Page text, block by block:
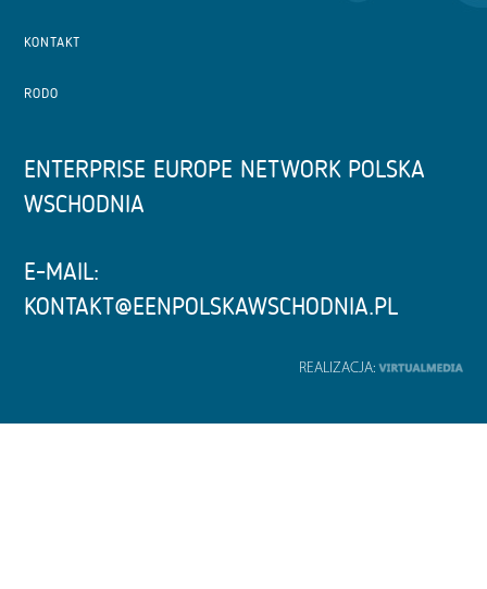
KONTAKT
RODO
ENTERPRISE EUROPE NETWORK POLSKA
WSCHODNIA
E-MAIL:
KONTAKT@EENPOLSKAWSCHODNIA.PL
REALIZACJA: